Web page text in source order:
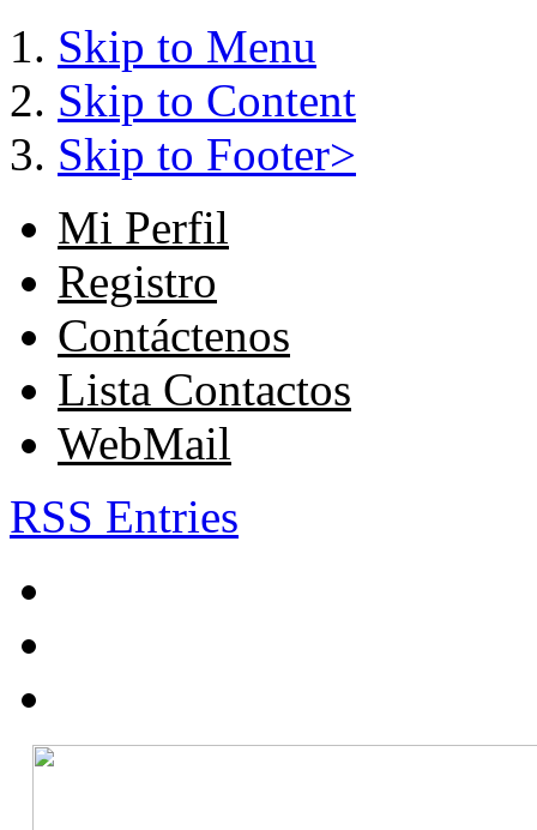
Skip to Menu
Skip to Content
Skip to Footer>
Mi Perfil
Registro
Contáctenos
Lista Contactos
WebMail
RSS Entries